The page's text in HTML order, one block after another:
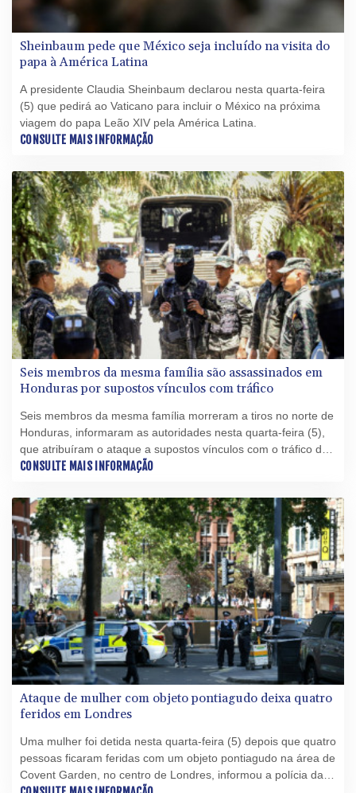
Sheinbaum pede que México seja incluído na visita do
papa à América Latina
A presidente Claudia Sheinbaum declarou nesta quarta-feira
(5) que pedirá ao Vaticano para incluir o México na próxima
viagem do papa Leão XIV pela América Latina.
CONSULTE MAIS INFORMAÇÃO
Seis membros da mesma família são assassinados em
Honduras por supostos vínculos com tráfico
Seis membros da mesma família morreram a tiros no norte de
Honduras, informaram as autoridades nesta quarta-feira (5),
que atribuíram o ataque a supostos vínculos com o tráfico de
drogas.
CONSULTE MAIS INFORMAÇÃO
Ataque de mulher com objeto pontiagudo deixa quatro
feridos em Londres
Uma mulher foi detida nesta quarta-feira (5) depois que quatro
pessoas ficaram feridas com um objeto pontiagudo na área de
Covent Garden, no centro de Londres, informou a polícia da